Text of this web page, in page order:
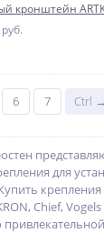
кронштейн
руб.
6 7 Ctrl →
для
крепления
Chief,